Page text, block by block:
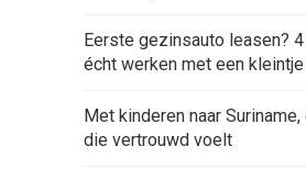
Eerste gezinsauto leasen?
écht werken met een kleintje
Met kinderen naar
die vertrouwd voelt